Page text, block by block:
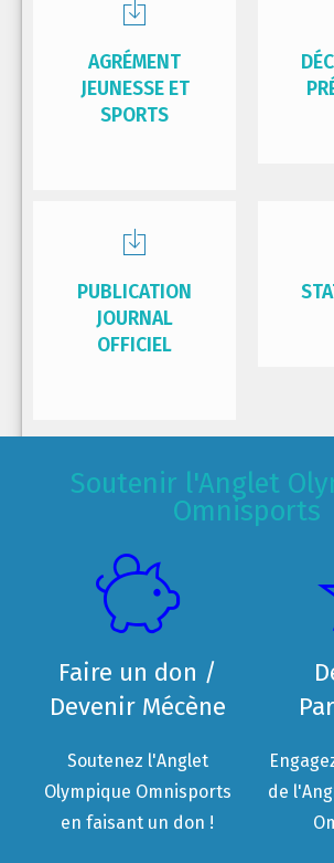
AGRÉMENT
JEUNESSE ET
SPORTS
PUBLICATION
JOURNAL
OFFICIEL
Soutenir l'Anglet
Omnisports
Faire un don /
Devenir Mécène
Soutenez l'Anglet
Olympique Omnisports
en faisant un don !
de